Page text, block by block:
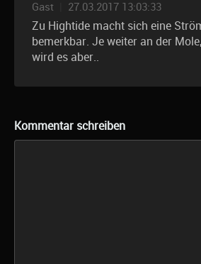
Gast 27.03.2017 13:03:33
Zu Hightide macht sich eine
bemerkbar. Je weiter an der
wird es aber..
Kommentar schreiben